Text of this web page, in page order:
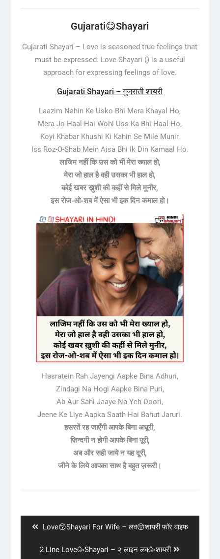
Gujarati😋Shayari
Gujarati Shayari – Love is seasoned true feelings that
must be expressed. Love Shayari () is a useful
approach for expressing feelings of love.
Gujarati Shayari – गुजराती शायरी
Laazim Nahin Ke Usko Bhi Mera Khayal Ho,
Mera Jo Haal Hai Wohi Uss Ka Bhi Haal Ho,
Koyi Khabar Khushi Ki Kahin Se Mile Munir,
Iss Roz-O-Shab Mein Aisa Bhi Ik Din Kamaal Ho.
लाजिम नहीं कि उस को भी मेरा ख्याल हो,
मेरा जो हाल है वही उसका भी हाल हो,
कोई खबर ख़ुशी की कहीं से मिले मुनीर,
इस रोज-ओ-शब में ऐसा भी इक दिन कमाल हो।
Hasratein Rah Jayengi Aapke Bina Adhuri,
Zindagi Na Hogi Aapke Bina Puri,
Ab Aur Sahi Jaaye Na Yeh Doori,
Jeene Ke Liye Aapka Saath Hai Bahut Jaruri.
हसरतें रह जाएँगी आपके बिना अधूरी,
ज़िन्दगी न होगी आपके बिना पूरी,
अब और सही जाये न यह दूरी,
जीने के लिये आपका साथ है बहुत ज़रूरी।
Previous
Love😚Shayari For Wife – लव😚शायरी फॉर वाइफ
Next
2 Line Love🥳Shayari – २ लाइन लव🥳शायरी